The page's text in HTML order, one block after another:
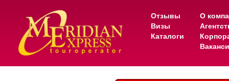
Отзывы
Визы
Каталоги
О